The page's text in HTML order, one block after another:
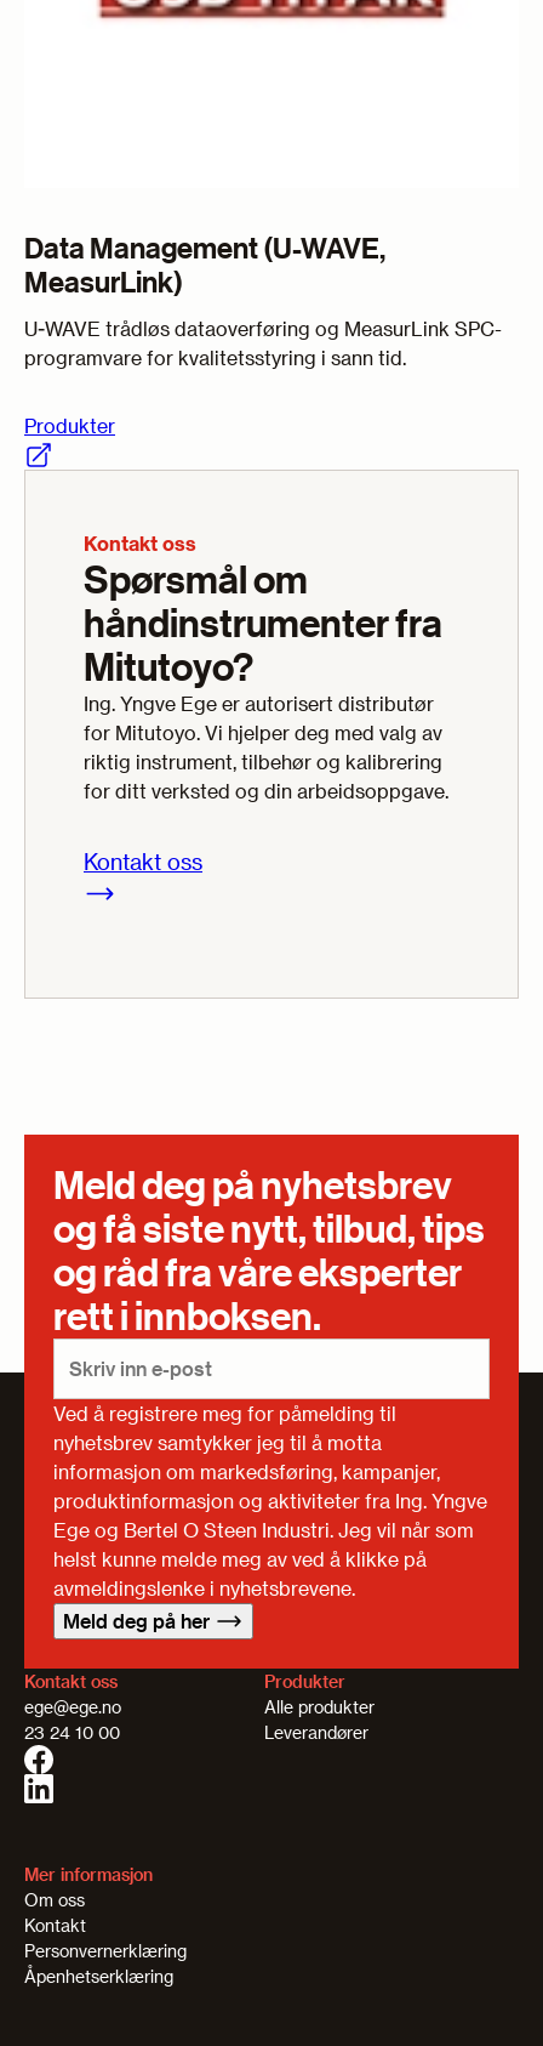
Data Management (U-WAVE,
MeasurLink)
U-WAVE trådløs dataoverføring og MeasurLink SPC-
programvare for kvalitetsstyring i sann tid.
Produkter
Kontakt oss
Spørsmål om
håndinstrumenter fra
Mitutoyo?
Ing. Yngve Ege er autorisert distributør
for Mitutoyo. Vi hjelper deg med valg av
riktig instrument, tilbehør og kalibrering
for ditt verksted og din arbeidsoppgave.
Kontakt oss
Meld deg på nyhetsbrev
og få siste nytt, tilbud, tips
og råd fra våre eksperter
rett i innboksen.
Ved å registrere meg for påmelding til
nyhetsbrev samtykker jeg til å motta
informasjon om markedsføring, kampanjer,
produktinformasjon og aktiviteter fra Ing. Yngve
Ege og Bertel O Steen Industri. Jeg vil når som
helst kunne melde meg av ved å klikke på
avmeldingslenke i nyhetsbrevene.
Meld deg på her
Kontakt oss
ege@ege.no
23 24 10 00
Produkter
Alle produkter
Leverandører
Mer informasjon
Om oss
Kontakt
Personvernerklæring
Åpenhetserklæring